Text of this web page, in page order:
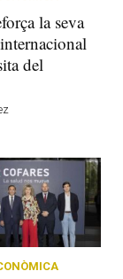
la seva
del